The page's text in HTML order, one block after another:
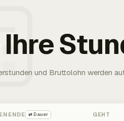
und Bruttolohn werden
⇄ Dauer GEHT